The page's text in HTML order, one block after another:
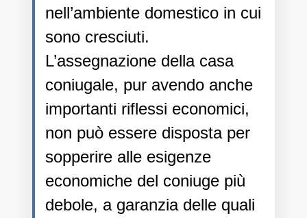
nell’ambiente domestico in cui
sono cresciuti.
L’assegnazione della casa
coniugale, pur avendo anche
importanti riflessi economici,
non può essere disposta per
sopperire alle esigenze
economiche del coniuge più
debole, a garanzia delle quali